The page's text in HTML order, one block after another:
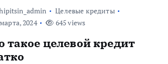
Целевые кредиты
2024
645 views
такое целевой кредит